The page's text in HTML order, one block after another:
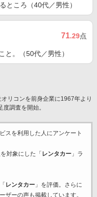
ところ（40代／男性）
71.29点
と。（50代／男性）
リコンを前身企業に1967年より
調査を開始。
スを利用した 人にアンケート
対象にした「 レンタカー」ラ
レンタカー」を評価。さらに
ザーの声も掲載しています。